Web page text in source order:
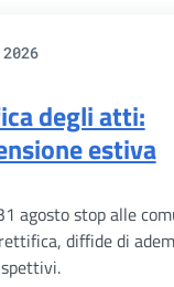
degli atti:
estiva
agosto stop alle
diffide di